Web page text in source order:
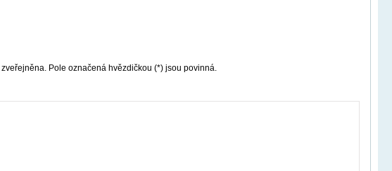
Pole označená hvězdičkou (*) jsou povinná.